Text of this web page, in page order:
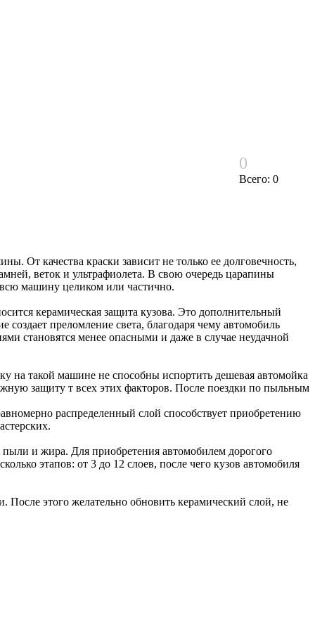
0
Всего: 0
От качества краски зависит не только ее долговечность,
веток и ультрафиолета. В свою очередь царапины
машину целиком или частично.
керамическая защита кузова. Это дополнительный
преломление света, благодаря чему автомобиль
становятся менее опасными и даже в случае неудачной
на такой машине не способны испортить дешевая автомойка
защиту т всех этих факторов. После поездки по пыльным
распределенный слой способствует приобретению
и жира. Для приобретения автомобилем дорогого
этапов: от 3 до 12 слоев, после чего кузов автомобиля
этого желательно обновить керамический слой, не